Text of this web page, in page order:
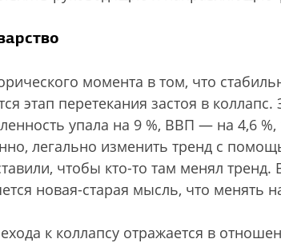
момента в том, что
этап перетекания застоя в
упала на 9 %, ВВП — на 4,6
легально изменить тренд с
чтобы кто-то там менял
новая-старая мысль, что менять
к коллапсу отражается в